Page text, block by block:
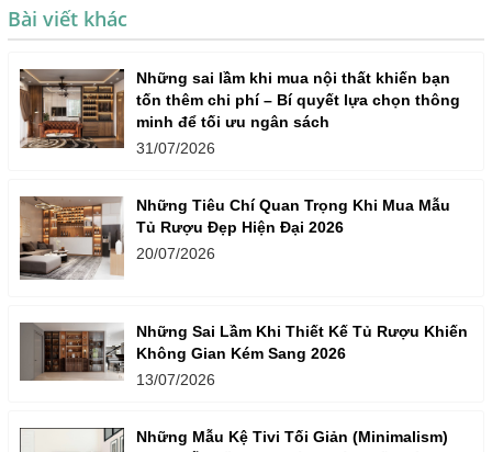
Bài viết khác
Những sai lầm khi mua nội thất khiến bạn
tốn thêm chi phí – Bí quyết lựa chọn thông
minh để tối ưu ngân sách
31/07/2026
Những Tiêu Chí Quan Trọng Khi Mua Mẫu
Tủ Rượu Đẹp Hiện Đại 2026
20/07/2026
Những Sai Lầm Khi Thiết Kế Tủ Rượu Khiến
Không Gian Kém Sang 2026
13/07/2026
Những Mẫu Kệ Tivi Tối Giản (Minimalism)